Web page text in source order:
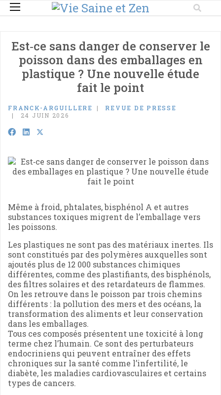
Est‑ce sans danger de conserver le
poisson dans des emballages en
plastique ? Une nouvelle étude
fait le point
FRANCK-ARGUILLERE
REVUE DE PRESSE
24 JUIN 2026
Même à froid, phtalates, bisphénol A et autres
substances toxiques migrent de l’emballage vers
les poissons.
Les plastiques ne sont pas des matériaux inertes. Ils
sont constitués par des polymères auxquelles sont
ajoutés plus de 12 000 substances chimiques
différentes, comme des plastifiants, des bisphénols,
des filtres solaires et des retardateurs de flammes.
On les retrouve dans le poisson par trois chemins
différents : la pollution des mers et des océans, la
transformation des aliments et leur conservation
dans les emballages.
Tous ces composés présentent une toxicité à long
terme chez l’humain. Ce sont des perturbateurs
endocriniens qui peuvent entraîner des effets
chroniques sur la santé comme l’infertilité, le
diabète, les maladies cardiovasculaires et certains
types de cancers.